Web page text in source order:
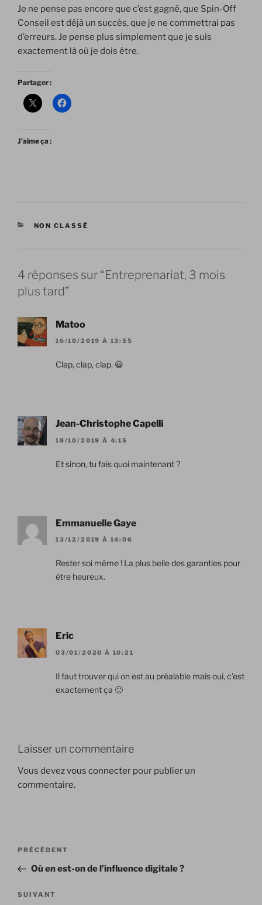
Je ne pense pas encore que c’est gagné, que Spin-Off
Conseil est déjà un succès, que je ne commettrai pas
d’erreurs. Je pense plus simplement que je suis
exactement là où je dois être.
Partager :
J’aime ça :
CATÉGORIES
NON CLASSÉ
4 réponses sur “Entreprenariat, 3 mois
plus tard”
Matoo
16/10/2019 À 13:55
Clap, clap, clap. 😀
Jean-Christophe Capelli
18/10/2019 À 4:15
Et sinon, tu fais quoi maintenant ?
Emmanuelle Gaye
13/12/2019 À 14:06
Rester soi même ! La plus belle des garanties pour
être heureux.
Eric
03/01/2020 À 10:21
Il faut trouver qui on est au préalable mais oui, c’est
exactement ça 🙂
Laisser un commentaire
Vous devezvous connecter pour publier un
commentaire.
Navigation
l’article
Article
précédent
PRÉCÉDENT
Où en est-on de l’influence digitale ?
Article
SUIVANT